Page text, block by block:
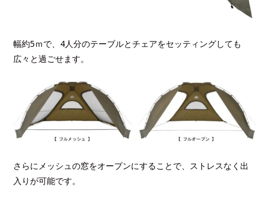
幅約5ｍで、4人分のテーブルとチェアをセッティングしても
広々と過ごせます。
さらにメッシュの窓をオープンにすることで、ストレスなく出
入りが可能です。